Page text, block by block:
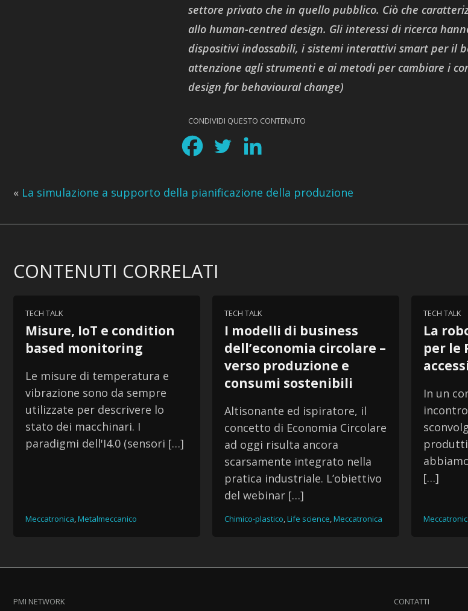
settore privato che in quello pubblico. Ciò che
allo human-centred design. Gli interessi di ricerca
dispositivi indossabili, i sistemi interattivi smart per il
attenzione agli strumenti e ai metodi per cambiare i
design for behavioural change)
CONDIVIDI QUESTO CONTENUTO
« La simulazione a supporto della pianificazione della produzione
CONTENUTI CORRELATI
TECH TALK
Misure, IoT e condition
based monitoring
Le misure di temperatura e
vibrazione sono da sempre
utilizzate per descrivere lo
stato dei macchinari. I
paradigmi dell'I4.0 (sensori […]
Meccatronica Metalmeccanico
TECH TALK
I modelli di business
dell’economia circolare –
verso produzione e
consumi sostenibili
Altisonante ed ispiratore, il
concetto di Economia Circolare
ad oggi risulta ancora
scarsamente integrato nella
pratica industriale. L’obiettivo
del webinar […]
Chimico-plastico Life science Meccatronica
TECH TALK
La
per le
In un
[…]
PMI NETWORK CONTATTI